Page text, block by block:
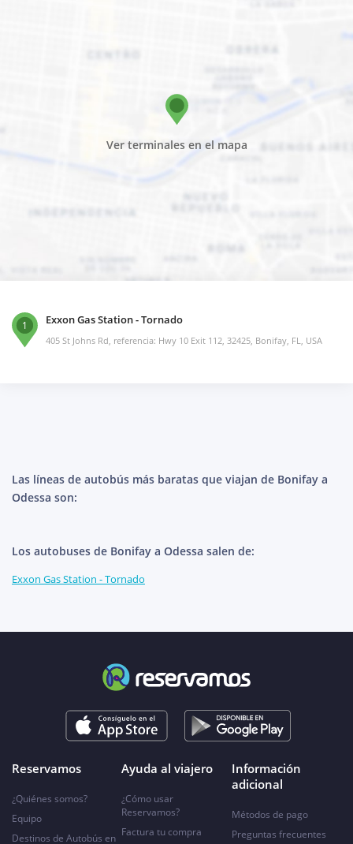
Ver terminales en el mapa
1 Exxon Gas Station - Tornado
405 St Johns Rd, referencia: Hwy 10 Exit 112, 32425, Bonifay, FL, USA
Las líneas de autobús más baratas que viajan de Bonifay a
Odessa son:
Los autobuses de Bonifay a Odessa salen de:
Exxon Gas Station - Tornado
Reservamos
¿Quiénes somos?
Equipo
Destinos de Autobús en
Ayuda al viajero
¿Cómo usar
Reservamos?
Factura tu compra
Información
adicional
Métodos de pago
Preguntas frecuentes